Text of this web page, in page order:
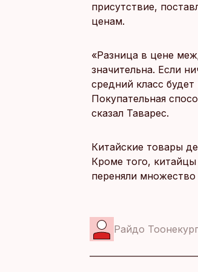
присутствие,
ценам.
«Разница в цене
значительна. Если
средний класс
Покупательная
сказал Таварес.
Китайские товары
Кроме того,
переняли
Райдо Тоонекург